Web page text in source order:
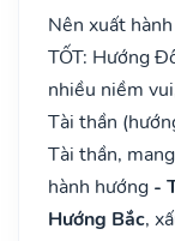
Nên xuất
TỐT: Hướng
nhiều niềm
Tài thần
Tài thần,
hành hướng -
Hướng Bắc,